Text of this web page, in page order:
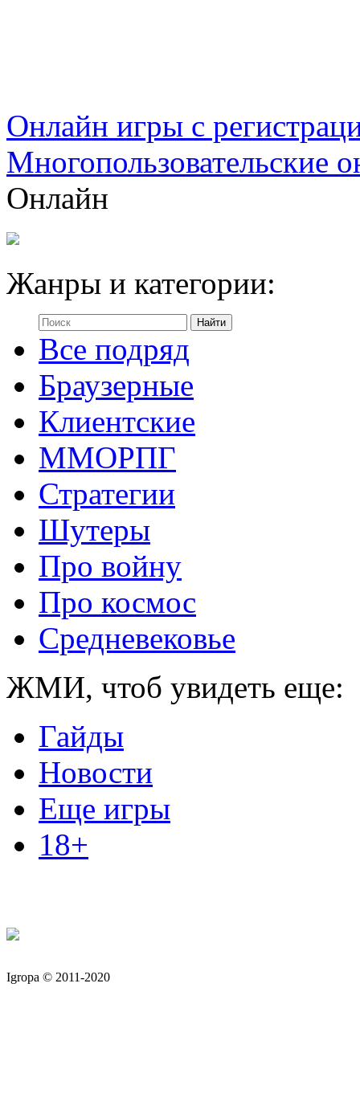
Онлайн игры с
Многопользовательские
Онлайн
Жанры и категории:
Все подряд
Браузерные
Клиентские
ММОРПГ
Стратегии
Шутеры
Про войну
Про космос
Средневековье
ЖМИ, чтоб увидеть еще:
Гайды
Новости
Еще игры
18+
Igropa © 2011-2020